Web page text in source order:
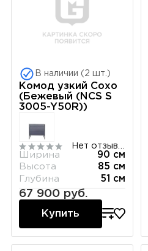
В наличии (2 шт.)
Комод узкий Сохо
(Бежевый (NCS S
3005-Y50R))
Ширина
90 см
Высота
85 см
Глубина
51 см
67 900 руб.
Купить